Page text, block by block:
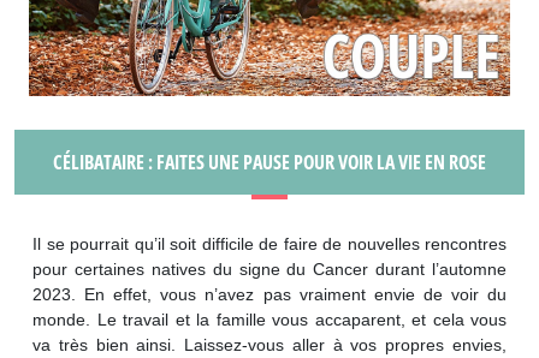
CÉLIBATAIRE : FAITES UNE PAUSE POUR VOIR LA VIE EN ROSE
Il se pourrait qu’il soit difficile de faire de nouvelles rencontres
pour certaines natives du signe du Cancer durant l’automne
2023. En effet, vous n’avez pas vraiment envie de voir du
monde. Le travail et la famille vous accaparent, et cela vous
va très bien ainsi. Laissez-vous aller à vos propres envies,